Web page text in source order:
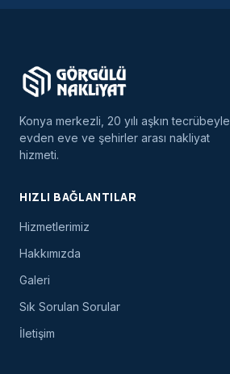
Konya merkezli, 20 yılı aşkın tecrübeyle
evden eve ve şehirler arası nakliyat
hizmeti.
HIZLI BAĞLANTILAR
Hizmetlerimiz
Hakkımızda
Galeri
Sık Sorulan Sorular
İletişim